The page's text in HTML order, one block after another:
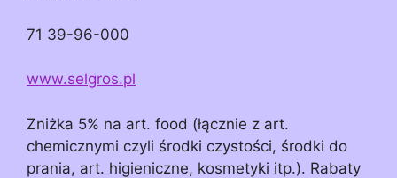
71 39-96-000
www.selgros.pl
Zniżka 5% na art. food (łącznie z art.
chemicznymi czyli środki czystości, środki do
prania, art. higieniczne, kosmetyki itp.). Rabaty